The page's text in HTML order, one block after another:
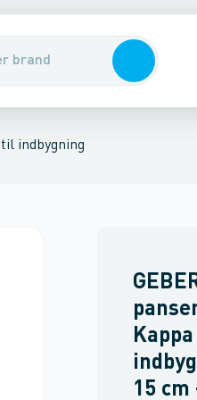
Luft & gas
Indbygningselementer &
indbygning
Kappa
15 cm